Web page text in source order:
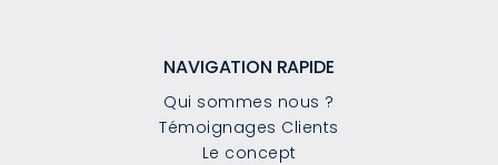
NAVIGATION RAPIDE
Qui sommes nous ?
Témoignages Clients
Le concept